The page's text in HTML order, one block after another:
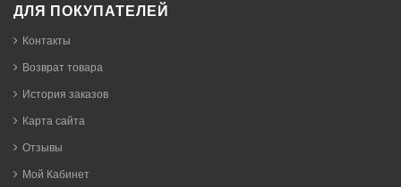
ДЛЯ ПОКУПАТЕЛЕЙ
Контакты
Возврат товара
История заказов
Карта сайта
Отзывы
Мой Кабинет